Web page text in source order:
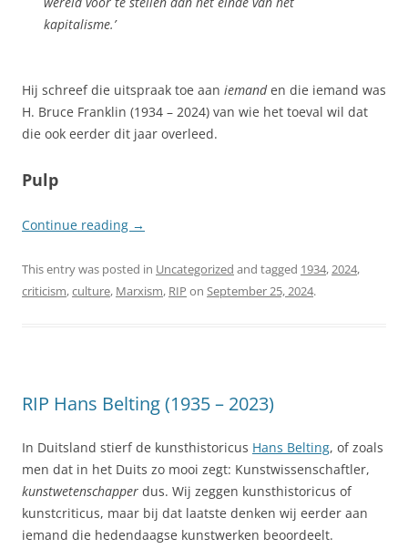
kapitalisme.’
Hij schreef die uitspraak toe aan iemanden die iemand was
H. Bruce Franklin (1934 – 2024) van wie het toeval wil dat
die ook eerder dit jaar overleed.
Pulp
Continue reading →
This entry was posted in Uncategorized and tagged 1934,2024,
criticism,culture, Marxism, RIP on September 25, 2024.
RIP Hans Belting (1935 – 2023)
In Duitsland stierf de kunsthistoricus Hans Belting, of zoals
men dat in het Duits zo mooi zegt: Kunstwissenschaftler,
kunstwetenschapper dus. Wij zeggen kunsthistoricus of
kunstcriticus, maar bij dat laatste denken wij eerder aan
iemand die hedendaagse kunstwerken beoordeelt.